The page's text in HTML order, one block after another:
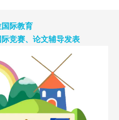
国际教育
竞赛、论文辅导发表